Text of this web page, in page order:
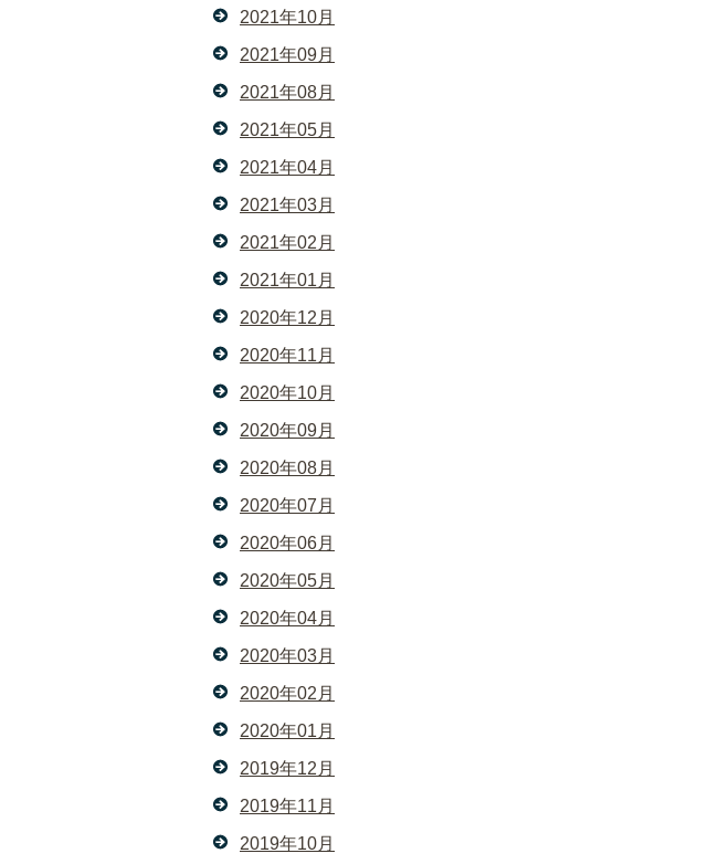
2021年10月
2021年09月
2021年08月
2021年05月
2021年04月
2021年03月
2021年02月
2021年01月
2020年12月
2020年11月
2020年10月
2020年09月
2020年08月
2020年07月
2020年06月
2020年05月
2020年04月
2020年03月
2020年02月
2020年01月
2019年12月
2019年11月
2019年10月